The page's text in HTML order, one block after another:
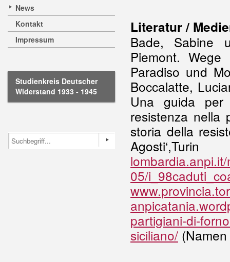
News
Kontakt
Impressum
Studienkreis Deutscher
Widerstand 1933 - 1945
Literatur /
Bade, Sabine
Piemont.
Paradiso und
Boccalatte,
Una guida
resistenza nella
storia della
05/
partigiani-di-
siciliano/